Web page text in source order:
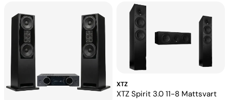
XTZ
XTZ Spirit 3.0 11-8 Mattsvart